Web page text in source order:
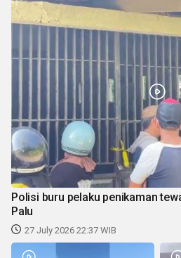
Polisi buru pelaku penikaman
Palu
27 July 2026 22:37 WIB